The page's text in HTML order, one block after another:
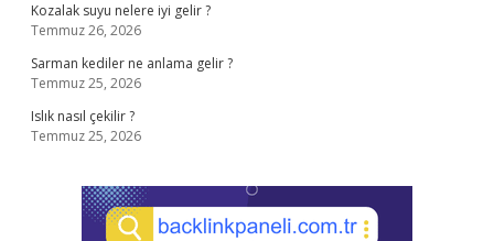
Kozalak suyu nelere iyi gelir ?
Temmuz 26, 2026
Sarman kediler ne anlama gelir ?
Temmuz 25, 2026
Islık nasıl çekilir ?
Temmuz 25, 2026